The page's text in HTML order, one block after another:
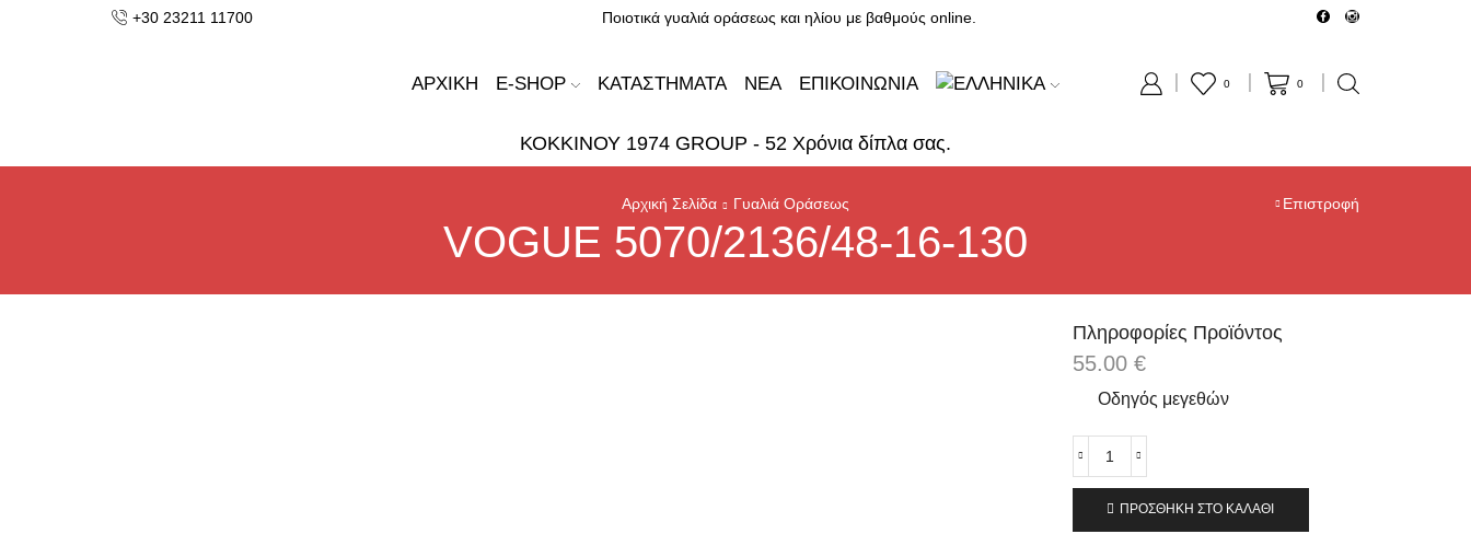
+30 23211 11700 Ποιοτικά γυαλιά οράσεως και ηλίου με βαθμούς online. Δωρεάν μεταφορικά
ΑΡΧΙΚΗ E-SHOP ΚΑΤΑΣΤΉΜΑΤΑ ΝΈΑ ΕΠΙΚΟΙΝΩΝΊΑ 0 0
ΚΟΚΚΙΝΟΥ 1974 GROUP - 52 Χρόνια δίπλα σας.
Αρχική Σελίδα Γυαλιά Οράσεως
VOGUE 5070/2136/48-16-130
Επιστροφή
Πληροφορίες Προϊόντος
55.00 €
Οδηγός μεγεθών
ΠΡΟΣΘΉΚΗ ΣΤΟ ΚΑΛΆΘΙ